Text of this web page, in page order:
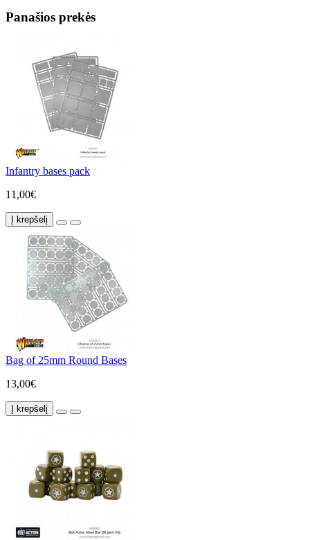
Panašios prekės
Infantry bases pack
11,00€
Į krepšelį
Bag of 25mm Round Bases
13,00€
Į krepšelį